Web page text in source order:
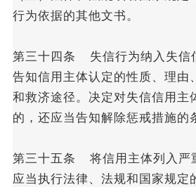
行为依据的其他文书。
第三十四条 失信行为纳入失信
告知信用主体认定的性质、理由
和救济途径。决定对失信信用主
的，还应当告知解除惩戒措施的
第三十五条 将信用主体列入严
应当执行法律、法规和国家规定